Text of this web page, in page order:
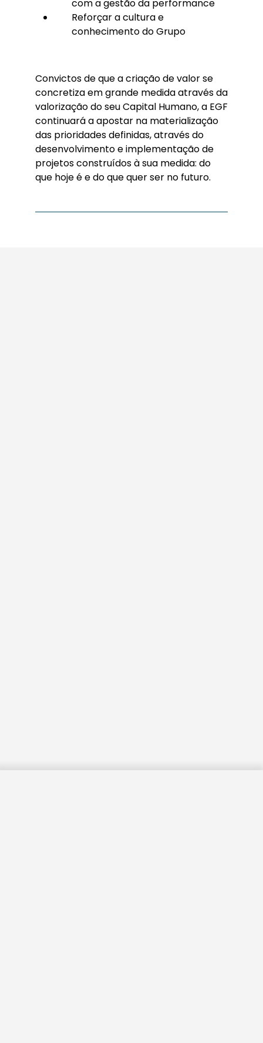
com a gestão da performance
Reforçar a cultura e
conhecimento do Grupo
Convictos de que a criação de valor se
concretiza em grande medida através da
valorização do seu Capital Humano, a EGF
continuará a apostar na materialização
das prioridades definidas, através do
desenvolvimento e implementação de
projetos construídos à sua medida: do
que hoje é e do que quer ser no futuro.